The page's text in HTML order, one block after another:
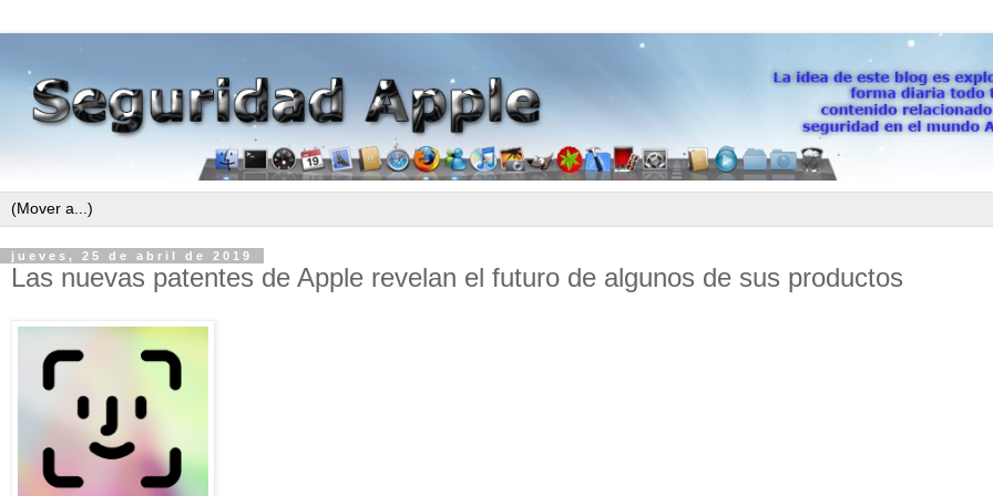
jueves, 25 de abril de 2019
Las nuevas patentes de Apple revelan el futuro de algunos de sus productos